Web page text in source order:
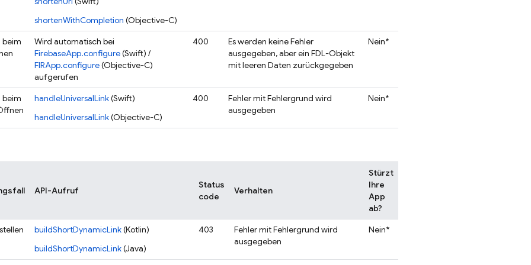
shortenWithCompletion (Objective-C)
Wird automatisch bei
FirebaseApp.configure(Swift) /
FIRApp.configure(Objective-C)
aufgerufen
400
Es werden keine Fehler
ausgegeben, aber ein FDL-Objekt
mit leeren Daten zurückgegeben
Nein*
handleUniversalLink(Swift)
handleUniversalLink(Objective-C)
400
Fehler mit Fehlergrund wird
ausgegeben
Nein*
API-Aufruf
Status
code
Verhalten
Stürzt
Ihre
App
ab?
buildShortDynamicLink(Kotlin)
buildShortDynamicLink(Java)
403
Fehler mit Fehlergrund wird
ausgegeben
Nein*